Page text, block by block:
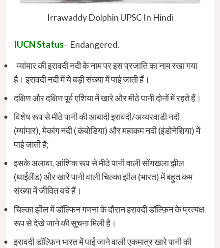
Irrawaddy Dolphin UPSC In Hindi
IUCN Status– Endangered.
म्यांमार की इरावदी नदी के नाम पर इस प्रजाति का नाम रखा गया
है। इरावदी नदी में ये बड़ी संख्या में पाई जाती हैं।
दक्षिण और दक्षिण पूर्व एशिया में खारे और मीठे पानी दोनों में रहते हैं।
विशेष रूप से मीठे पानी की आबादी इरावदी/अय्यरवाडी नदी
(म्यांमार), मेकांग नदी ( कंबोडिया) और महाकम नदी (इंडोनेशिया) में
पाई जाती है;
इसके अलावा, आंशिक रूप से मीठे पानी वाली सोंगखला झील
(थाईलैंड) और खारे पानी वाली चिल्का झील (भारत) में बहुत कम
संख्या में जीवित बचे हैं।
चिल्का झील में डॉल्फिन गणना के दौरान इरावदी डॉल्फ़िन के प्रत्यक्ष
रूप से देखे जाने की सूचना मिली है।
इरावदी डॉल्फ़िन भारत में पाई जाने वाली एकमात्र खारे पानी की